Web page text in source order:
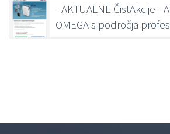
- AKTUALNE ČistAkcije -
OMEGA s področja